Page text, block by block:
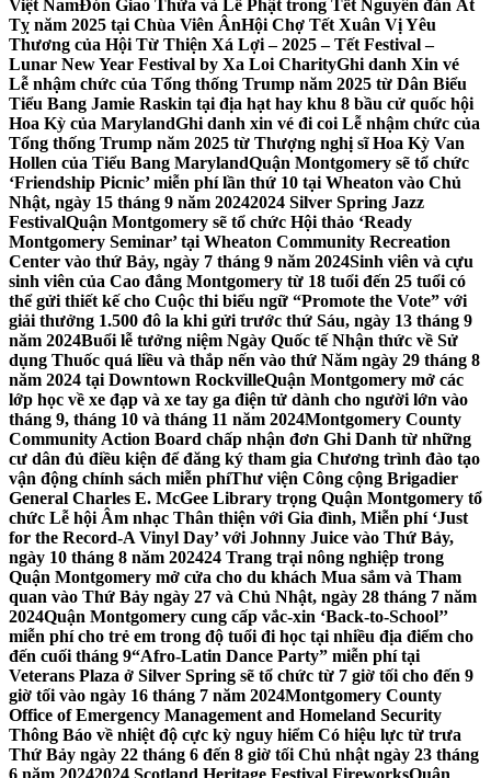
Việt NamĐón Giao Thừa và Lễ Phật trong Tết Nguyên đán Ất
Tỵ năm 2025 tại Chùa Viên ÂnHội Chợ Tết Xuân Vị Yêu
Thương của Hội Từ Thiện Xá Lợi – 2025 – Tết Festival –
Lunar New Year Festival by Xa Loi CharityGhi danh Xin vé
Lễ nhậm chức của Tổng thống Trump năm 2025 từ Dân Biểu
Tiểu Bang Jamie Raskin tại địa hạt hay khu 8 bầu cử quốc hội
Hoa Kỳ của MarylandGhi danh xin vé đi coi Lễ nhậm chức của
Tổng thống Trump năm 2025 từ Thượng nghị sĩ Hoa Kỳ Van
Hollen của Tiểu Bang MarylandQuận Montgomery sẽ tổ chức
‘Friendship Picnic’ miễn phí lần thứ 10 tại Wheaton vào Chủ
Nhật, ngày 15 tháng 9 năm 20242024 Silver Spring Jazz
FestivalQuận Montgomery sẽ tổ chức Hội thảo ‘Ready
Montgomery Seminar’ tại Wheaton Community Recreation
Center vào thứ Bảy, ngày 7 tháng 9 năm 2024Sinh viên và cựu
sinh viên của Cao đẳng Montgomery từ 18 tuổi đến 25 tuổi có
thể gửi thiết kế cho Cuộc thi biểu ngữ “Promote the Vote” với
giải thưởng 1.500 đô la khi gửi trước thứ Sáu, ngày 13 tháng 9
năm 2024Buổi lễ tưởng niệm Ngày Quốc tế Nhận thức về Sử
dụng Thuốc quá liều và thắp nến vào thứ Năm ngày 29 tháng 8
năm 2024 tại Downtown RockvilleQuận Montgomery mở các
lớp học về xe đạp và xe tay ga điện tử dành cho người lớn vào
tháng 9, tháng 10 và tháng 11 năm 2024Montgomery County
Community Action Board chấp nhận đơn Ghi Danh từ những
cư dân đủ điều kiện để đăng ký tham gia Chương trình đào tạo
vận động chính sách miễn phíThư viện Công cộng Brigadier
General Charles E. McGee Library trọng Quận Montgomery tổ
chức Lễ hội Âm nhạc Thân thiện với Gia đình, Miễn phí ‘Just
for the Record-A Vinyl Day’ với Johnny Juice vào Thứ Bảy,
ngày 10 tháng 8 năm 202424 Trang trại nông nghiệp trong
Quận Montgomery mở cửa cho du khách Mua sắm và Tham
quan vào Thứ Bảy ngày 27 và Chủ Nhật, ngày 28 tháng 7 năm
2024Quận Montgomery cung cấp vắc-xin ‘Back-to-School’’
miễn phí cho trẻ em trong độ tuổi đi học tại nhiều địa điểm cho
đến cuối tháng 9“Afro-Latin Dance Party” miễn phí tại
Veterans Plaza ở Silver Spring sẽ tổ chức từ 7 giờ tối cho đến 9
giờ tối vào ngày 16 tháng 7 năm 2024Montgomery County
Office of Emergency Management and Homeland Security
Thông Báo về nhiệt độ cực kỳ nguy hiểm Có hiệu lực từ trưa
Thứ Bảy ngày 22 tháng 6 đến 8 giờ tối Chủ nhật ngày 23 tháng